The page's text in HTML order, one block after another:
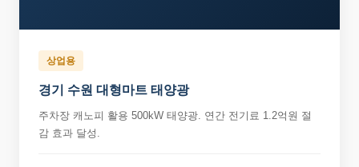
상업용
경기 수원 대형마트 태양광
주차장 캐노피 활용 500kW 태양광. 연간 전기료 1.2억원 절
감 효과 달성.